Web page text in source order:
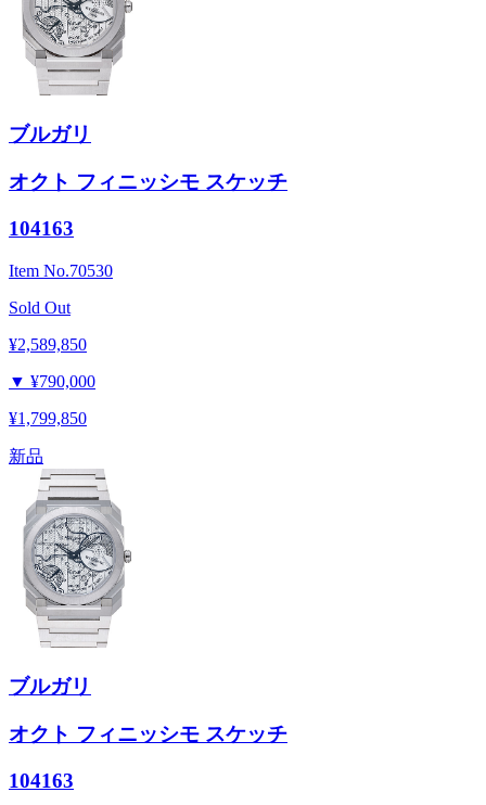
ブルガリ
オクト フィニッシモ スケッチ
104163
Item No.70530
Sold Out
¥2,589,850
▼ ¥790,000
¥1,799,850
新品
ブルガリ
オクト フィニッシモ スケッチ
104163